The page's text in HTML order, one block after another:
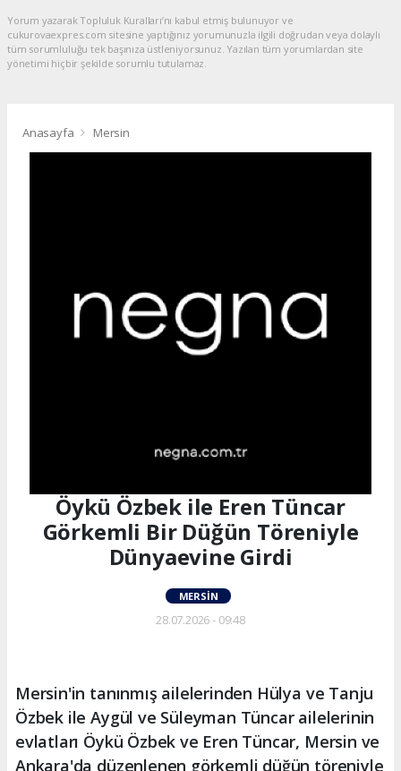
Yorum yazarak Topluluk Kuralları’nı kabul etmiş bulunuyor ve
cukurovaexpres.com sitesine yaptığınız yorumunuzla ilgili doğrudan veya dolaylı
tüm sorumluluğu tek başınıza üstleniyorsunuz. Yazılan tüm yorumlardan site
yönetimi hiçbir şekilde sorumlu tutulamaz.
Anasayfa Mersin
Öykü Özbek ile Eren Tüncar
Görkemli Bir Düğün Töreniyle
Dünyaevine Girdi
MERSIN
28.07.2026 - 09:48
Mersin'in tanınmış ailelerinden Hülya ve Tanju
Özbek ile Aygül ve Süleyman Tüncar ailelerinin
evlatları Öykü Özbek ve Eren Tüncar, Mersin ve
Ankara'da düzenlenen görkemli düğün töreniyle